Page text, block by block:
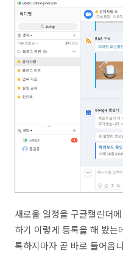
새로울 일정을 구글캘린더
하기 이렇게 등록을 해 봤는
록하지마자 곧 바로 들어옵